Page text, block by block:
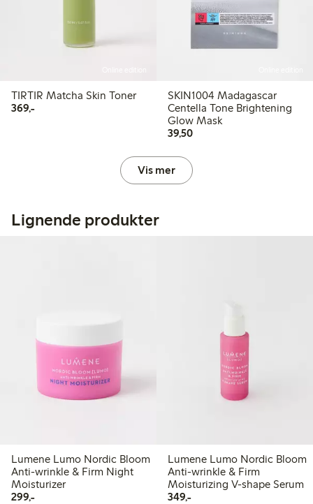
TIRTIR Matcha Skin Toner
369,-369,00 kr
SKIN1004 Madagascar
Centella Tone Brightening
Glow Mask
39,5039,50 kr
Vis mer
Lignende produkter
Lumene Lumo Nordic Bloom
Anti-wrinkle & Firm Night
Moisturizer
299,-299,00 kr
Lumene Lumo Nordic Bloom
Anti-wrinkle & Firm
Moisturizing V-shape Serum
349,-349,00 kr